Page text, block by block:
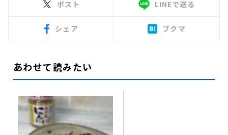
ポスト LINEで送る
シェア ブクマ
あわせて読みたい